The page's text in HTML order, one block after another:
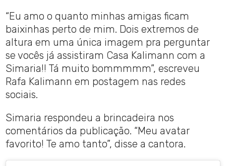
“Eu amo o quanto minhas amigas ficam
baixinhas perto de mim. Dois extremos de
altura em uma única imagem pra perguntar
se vocês já assistiram Casa Kalimann com a
Simaria!! Tá muito bommmmm”, escreveu
Rafa Kalimann em postagem nas redes
sociais.
Simaria respondeu a brincadeira nos
comentários da publicação. “Meu avatar
favorito! Te amo tanto”, disse a cantora.